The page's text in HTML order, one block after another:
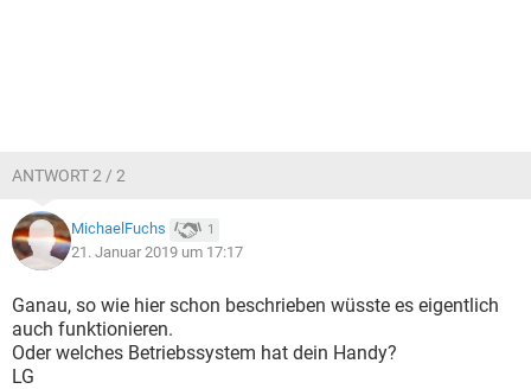
ANTWORT 2 / 2
MichaelFuchs 1
21. Januar 2019 um 17:17
Ganau, so wie hier schon beschrieben wüsste es eigentlich
auch funktionieren.
Oder welches Betriebssystem hat dein Handy?
LG